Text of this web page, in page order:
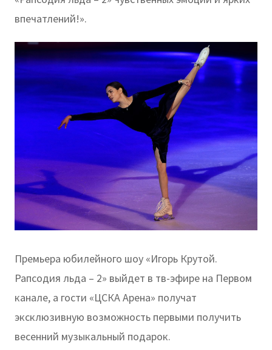
впечатлений!».
Премьера юбилейного шоу «Игорь Крутой.
Рапсодия льда – 2» выйдет в тв-эфире на Первом
канале, а гости «ЦСКА Арена» получат
эксклюзивную возможность первыми получить
весенний музыкальный подарок.